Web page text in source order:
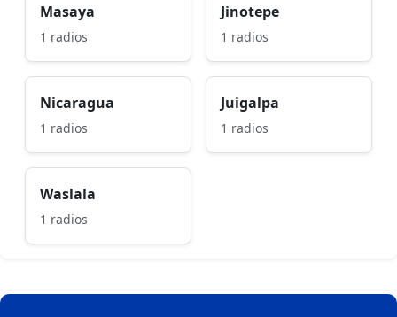
Masaya
1 radios
Jinotepe
1 radios
Nicaragua
1 radios
Juigalpa
1 radios
Waslala
1 radios